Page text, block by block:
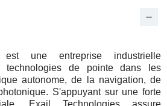
est une entreprise industrielle
technologies de pointe dans les
autonome, de la navigation, de
S'appuyant sur une forte
Exail Technologies assure